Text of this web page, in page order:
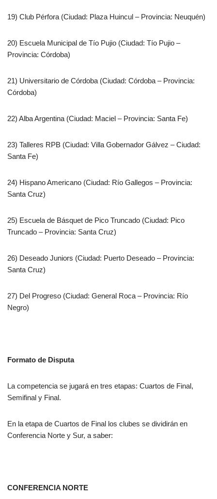
19) Club Pérfora (Ciudad: Plaza Huincul – Provincia: Neuquén)
20) Escuela Municipal de Tío Pujio (Ciudad: Tío Pujio –
Provincia: Córdoba)
21) Universitario de Córdoba (Ciudad: Córdoba – Provincia:
Córdoba)
22) Alba Argentina (Ciudad: Maciel – Provincia: Santa Fe)
23) Talleres RPB (Ciudad: Villa Gobernador Gálvez – Ciudad:
Santa Fe)
24) Hispano Americano (Ciudad: Río Gallegos – Provincia:
Santa Cruz)
25) Escuela de Básquet de Pico Truncado (Ciudad: Pico
Truncado – Provincia: Santa Cruz)
26) Deseado Juniors (Ciudad: Puerto Deseado – Provincia:
Santa Cruz)
27) Del Progreso (Ciudad: General Roca – Provincia: Río
Negro)
Formato de Disputa
La competencia se jugará en tres etapas: Cuartos de Final,
Semifinal y Final.
En la etapa de Cuartos de Final los clubes se dividirán en
Conferencia Norte y Sur, a saber:
CONFERENCIA NORTE